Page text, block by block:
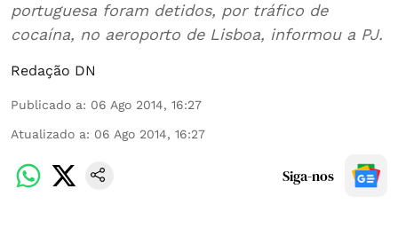
portuguesa foram detidos, por tráfico de
cocaína, no aeroporto de Lisboa, informou a PJ.
Redação DN
Publicado a: 06 Ago 2014, 16:27
Atualizado a: 06 Ago 2014, 16:27
Siga-nos